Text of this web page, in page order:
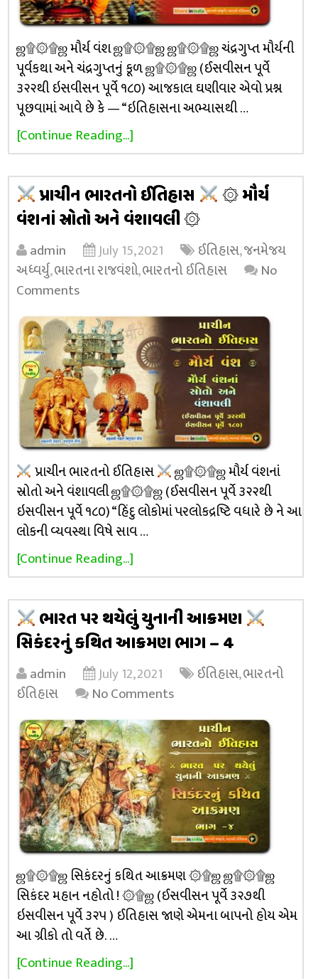
ஜ۩۞۩ஜ મૌર્ય વંશ ஜ۩۞۩ஜ ஜ۩۞۩ஜ ચંદ્રગુપ્ત મૌર્યની
પૂર્વકથા અને ચંદ્રગુપ્તનું કૂળ ஜ۩۞۩ஜ (ઈસવીસન પૂર્વે
૩૨૨થી ઇસવીસન પૂર્વે ૧૮૦) આજકાલ ઘણીવાર એવો પ્રશ્ન
પૂછવામાં આવે છે કે — “ઇતિહાસના અભ્યાસથી …
[Continue Reading...]
પ્રાચીન ભારતનો ઈતિહાસ
۞ મૌર્ય
વંશનાં સ્રોતો અને વંશાવલી ۞
admin July 15, 2021 ઈતિહાસ,જનમેજય
અધ્વર્યુ,ભારતના રાજવંશો,ભારતનો ઈતિહાસ
No
Comments
પ્રાચીન ભારતનો ઈતિહાસ
ஜ۩۞۩ஜ મૌર્ય વંશનાં
સ્રોતો અને વંશાવલી ஜ۩۞۩ஜ (ઈસવીસન પૂર્વે ૩૨૨થી
ઇસવીસન પૂર્વે ૧૮૦) “હિંદુ લોકોમાં પરલોકદ્રષ્ટિ વધારે છે ને આ
લોકની વ્યવસ્થા વિષે સાવ …
[Continue Reading...]
ભારત પર થયેલું યુનાની આક્રમણ
સિકંદરનું કથિત આક્રમણ ભાગ – 4
admin July 12, 2021 ઈતિહાસ,ભારતનો
ઈતિહાસ
No Comments
ஜ۩۞۩ஜ સિકંદરનું કથિત આક્રમણ ۞۩ஜ ஜ۩۞۩ஜ
સિકંદર મહાન નહોતો ! ۞۩ஜ (ઈસવીસન પૂર્વે ૩૨૭થી
ઇસવીસન પૂર્વે ૩૨૫ ) ઈતિહાસ જાણે એમના બાપનો હોય એમ
આ ગ્રીકો તો વર્તે છે. …
[Continue Reading...]